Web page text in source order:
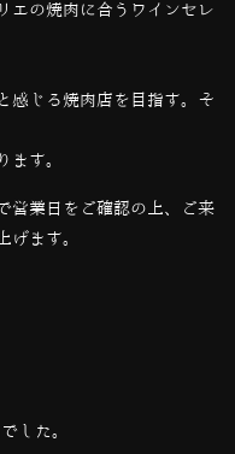
エの焼肉に合うワインセレ
感じる焼肉店を目指す。そ
ます。
営業日をご確認の上、ご来
げます。
した。